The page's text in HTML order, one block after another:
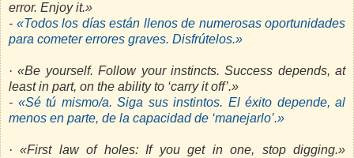
error. Enjoy it.»
- «Todos los días están llenos de numerosas oportunidades
para cometer errores graves. Disfrútelos.»
· «Be yourself. Follow your instincts. Success depends, at
least in part, on the ability to ‘carry it off’.»
- «Sé tú mismo/a. Siga sus instintos. El éxito depende, al
menos en parte, de la capacidad de ‘manejarlo’.»
· «First law of holes: If you get in one, stop digging.»